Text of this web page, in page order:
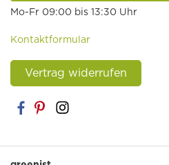
Mo-Fr 09:00 bis 13:30 Uhr
Kontaktformular
Vertrag widerrufen